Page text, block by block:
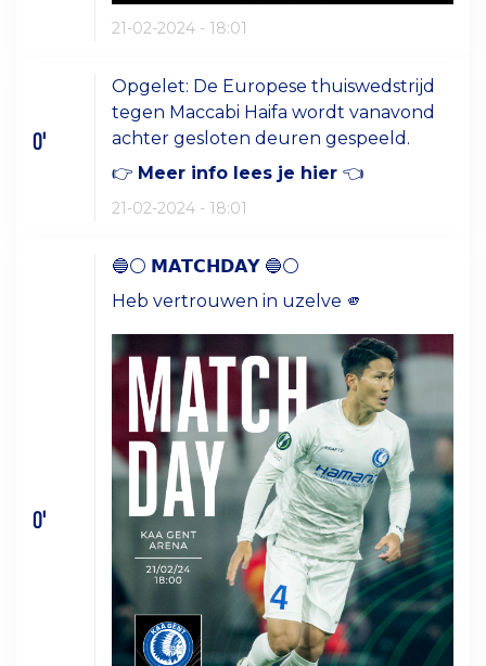
21-02-2024 - 18:01
0'
Opgelet: De Europese thuiswedstrijd
tegen Maccabi Haifa wordt vanavond
achter gesloten deuren gespeeld.
👉 Meer info lees je hier👈
21-02-2024 - 18:01
0'
🔵⚪️ 𝗠𝗔𝗧𝗖𝗛𝗗𝗔𝗬 🔵⚪️
Heb vertrouwen in uzelve 🫵